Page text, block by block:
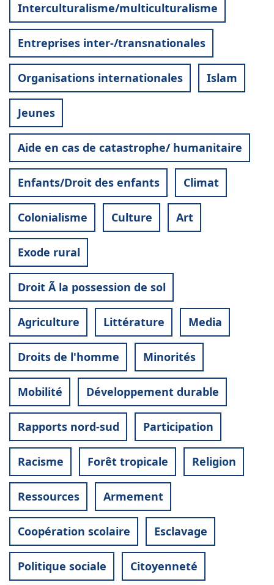
Interculturalisme/multiculturalisme
Entreprises inter-/transnationales
Organisations internationales Islam
Jeunes
Aide en cas de catastrophe/ humanitaire
Enfants/Droit des enfants Climat
Colonialisme Culture Art
Exode rural
Droit Ã la possession de sol
Agriculture Littérature Media
Droits de l'homme Minorités
Mobilité Développement durable
Rapports nord-sud Participation
Racisme Forêt tropicale Religion
Ressources Armement
Coopération scolaire Esclavage
Politique sociale Citoyenneté